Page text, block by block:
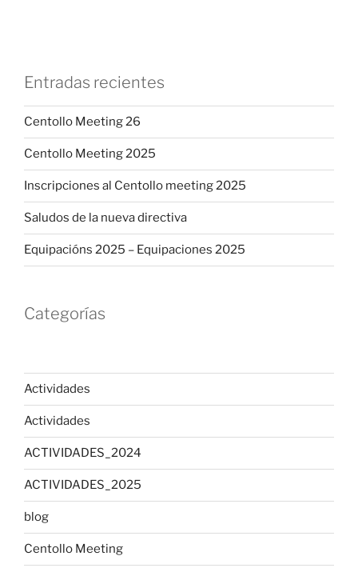
Entradas recientes
Centollo Meeting 26
Centollo Meeting 2025
Inscripciones al Centollo meeting 2025
Saludos de la nueva directiva
Equipacións 2025 – Equipaciones 2025
Categorías
Actividades
Actividades
ACTIVIDADES_2024
ACTIVIDADES_2025
blog
Centollo Meeting